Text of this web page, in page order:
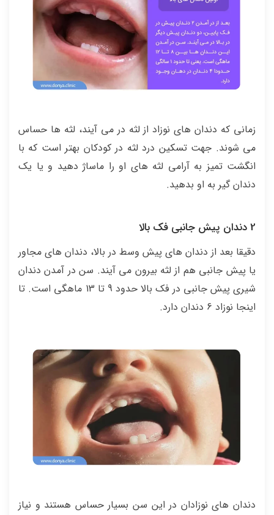
زمانی که دندان های نوزاد از لثه در می آیند، لثه ها حساس
می شوند. جهت تسکین درد لثه در کودکان بهتر است که با
انگشت تمیز به آرامی لثه های او را ماساژ دهید و یا یک
دندان گیر به او بدهید.
2 دندان پیش جانبی فک بالا
دقیقا بعد از دندان های پیش وسط در بالا، دندان های مجاور
یا پیش جانبی هم از لثه بیرون می آیند. سن در آمدن دندان
شیری پیش جانبی در فک بالا حدود 9 تا 13 ماهگی است. تا
اینجا نوزاد 6 دندان دارد.
دندان های نوزادان در این سن بسیار حساس هستند و نیاز